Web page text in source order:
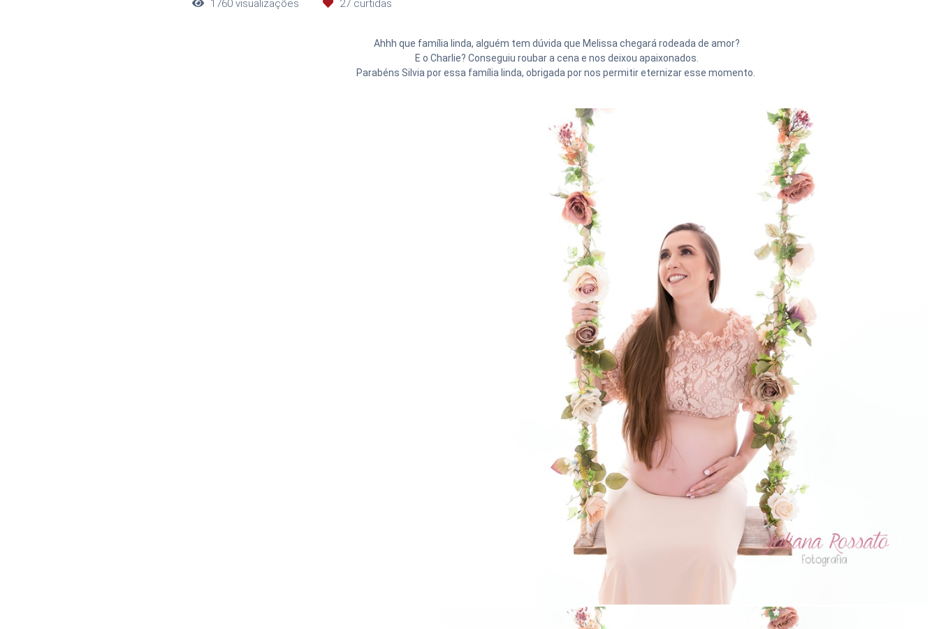
1760 visualizações 27 curtidas
Ahhh que família linda, alguém tem dúvida que Melissa chegará rodeada de amor?
E o Charlie? Conseguiu roubar a cena e nos deixou apaixonados.
Parabéns Silvia por essa família linda, obrigada por nos permitir eternizar esse momento.